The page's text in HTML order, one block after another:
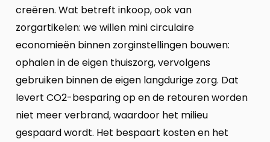
creëren. Wat betreft inkoop, ook van
zorgartikelen: we willen mini circulaire
economieën binnen zorginstellingen bouwen:
ophalen in de eigen thuiszorg, vervolgens
gebruiken binnen de eigen langdurige zorg. Dat
levert CO2-besparing op en de retouren worden
niet meer verbrand, waardoor het milieu
gespaard wordt. Het bespaart kosten en het